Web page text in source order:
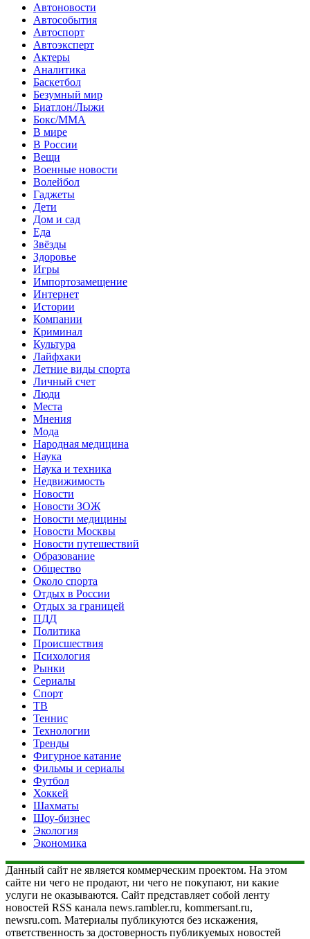
Автоновости
Автособытия
Автоспорт
Автоэксперт
Актеры
Аналитика
Баскетбол
Безумный мир
Биатлон/Лыжи
Бокс/MMA
В мире
В России
Вещи
Военные новости
Волейбол
Гаджеты
Дети
Дом и сад
Еда
Звёзды
Здоровье
Игры
Импортозамещение
Интернет
Истории
Компании
Криминал
Культура
Лайфхаки
Летние виды спорта
Личный счет
Люди
Места
Мнения
Мода
Народная медицина
Наука
Наука и техника
Недвижимость
Новости
Новости ЗОЖ
Новости медицины
Новости Москвы
Новости путешествий
Образование
Общество
Около спорта
Отдых в России
Отдых за границей
ПДД
Политика
Происшествия
Психология
Рынки
Сериалы
Спорт
ТВ
Теннис
Технологии
Тренды
Фигурное катание
Фильмы и сериалы
Футбол
Хоккей
Шахматы
Шоу-бизнес
Экология
Экономика
Данный сайт не является коммерческим проектом. На этом
сайте ни чего не продают, ни чего не покупают, ни какие
услуги не оказываются. Сайт представляет собой ленту
новостей RSS канала news.rambler.ru, kommersant.ru,
newsru.com. Материалы публикуются без искажения,
ответственность за достоверность публикуемых новостей